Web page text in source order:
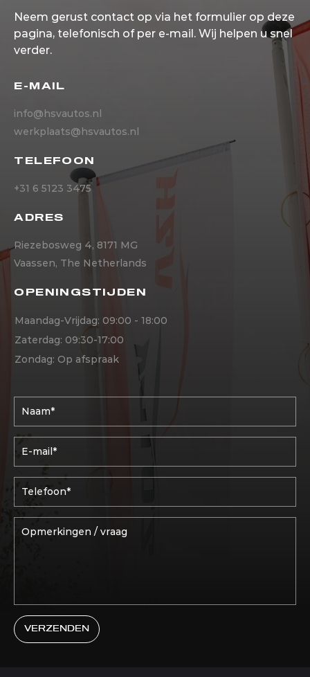
Neem gerust contact op via het formulier op deze
pagina, telefonisch of per e-mail. Wij helpen u snel
verder.
E-MAIL
info@hsvautos.nl
werkplaats@hsvautos.nl
TELEFOON
+31 6 5123 3475
ADRES
Riezebosweg 4, 8171 MG
Vaassen, The Netherlands
OPENINGSTIJDEN
Maandag-Vrijdag: 09:00 - 18:00
Zaterdag: 09:30-17:00
Zondag: Op afspraak
VERZENDEN